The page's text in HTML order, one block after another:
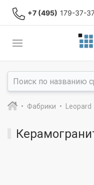
+7 (495) 179-37-
Фабрики Leopard